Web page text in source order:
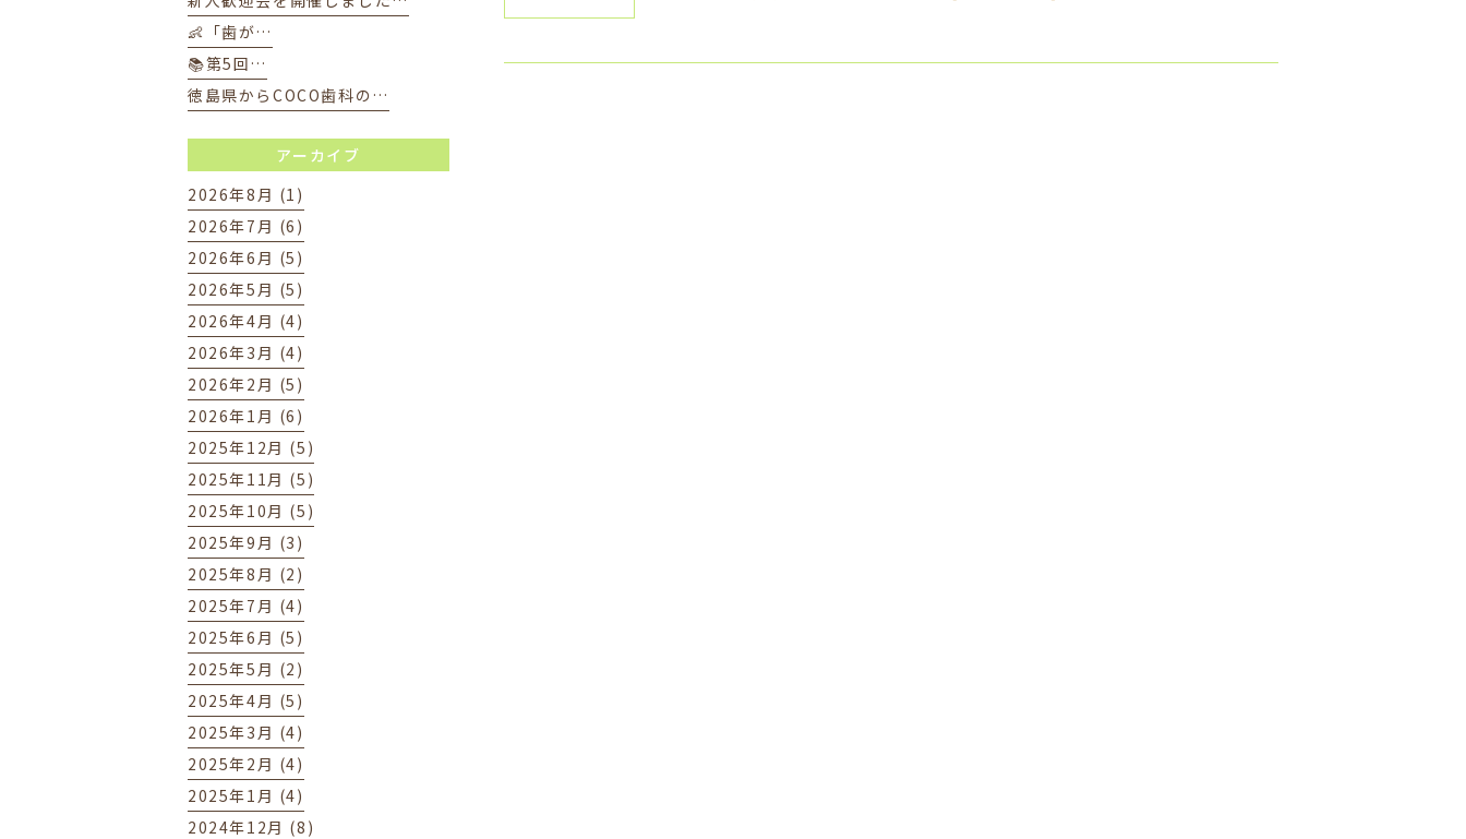
👶「歯が…
📚第5回…
徳島県からCOCO歯科の…
アーカイブ
2026年8月 (1)
2026年7月 (6)
2026年6月 (5)
2026年5月 (5)
2026年4月 (4)
2026年3月 (4)
2026年2月 (5)
2026年1月 (6)
2025年12月 (5)
2025年11月 (5)
2025年10月 (5)
2025年9月 (3)
2025年8月 (2)
2025年7月 (4)
2025年6月 (5)
2025年5月 (2)
2025年4月 (5)
2025年3月 (4)
2025年2月 (4)
2025年1月 (4)
2024年12月 (8)